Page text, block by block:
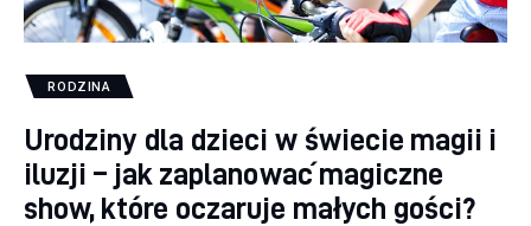
RODZINA
Urodziny dla dzieci w świecie magii i
iluzji – jak zaplanować magiczne
show, które oczaruje małych gości?